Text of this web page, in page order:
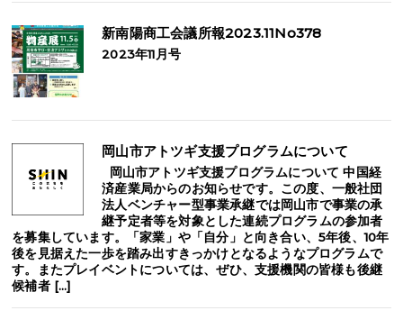
新南陽商工会議所報2023.11No378
2023年11月号
岡山市アトツギ支援プログラムについて
岡山市アトツギ支援プログラムについて 中国経
済産業局からのお知らせです。この度、一般社団
法人ベンチャー型事業承継では岡山市で事業の承
継予定者等を対象とした連続プログラムの参加者
を募集しています。「家業」や「自分」と向き合い、5年後、10年
後を見据えた一歩を踏み出すきっかけとなるようなプログラムで
す。またプレイベントについては、ぜひ、支援機関の皆様も後継
候補者 […]